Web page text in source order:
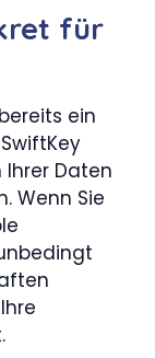
für
ein
Daten
Wenn Sie